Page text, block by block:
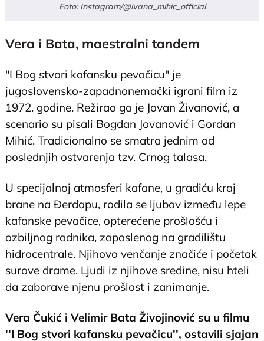
Foto: Instagram/@ivana_mihic_official
Vera i Bata, maestralni tandem
"I Bog stvori kafansku pevačicu" je
jugoslovensko-zapadnonemački igrani film iz
1972. godine. Režirao ga je Jovan Živanović, a
scenario su pisali Bogdan Jovanović i Gordan
Mihić. Tradicionalno se smatra jednim od
poslednjih ostvarenja tzv. Crnog talasa.
U specijalnoj atmosferi kafane, u gradiću kraj
brane na Đerdapu, rodila se ljubav između lepe
kafanske pevačice, opterećene prošlošću i
ozbiljnog radnika, zaposlenog na gradilištu
hidrocentrale. Njihovo venčanje značiće i početak
surove drame. Ljudi iz njihove sredine, nisu hteli
da zaborave njenu prošlost i zanimanje.
Vera Čukić i Velimir Bata Živojinović su u filmu
''I Bog stvori kafansku pevačicu'', ostavili sjajan